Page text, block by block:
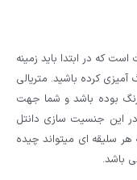
که در ابتدا باید زمینه
آمیزی کرده باشید. متریالی
رنگ بوده باشد و شما جهت
این جنسیت سازی دانتل
سلیقه ای میتواند چیده
باشد.